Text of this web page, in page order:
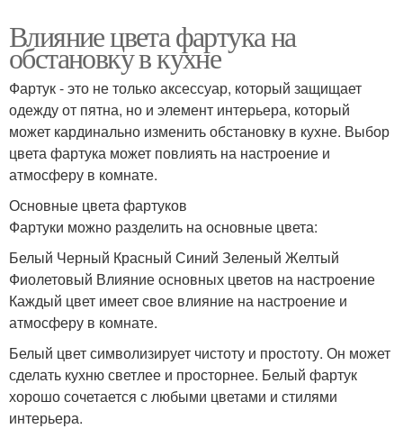
Влияние цвета фартука на
обстановку в кухне
Фартук - это не только аксессуар, который защищает
одежду от пятна, но и элемент интерьера, который
может кардинально изменить обстановку в кухне. Выбор
цвета фартука может повлиять на настроение и
атмосферу в комнате.
Основные цвета фартуков
Фартуки можно разделить на основные цвета:
Белый Черный Красный Синий Зеленый Желтый
Фиолетовый Влияние основных цветов на настроение
Каждый цвет имеет свое влияние на настроение и
атмосферу в комнате.
Белый цвет символизирует чистоту и простоту. Он может
сделать кухню светлее и просторнее. Белый фартук
хорошо сочетается с любыми цветами и стилями
интерьера.